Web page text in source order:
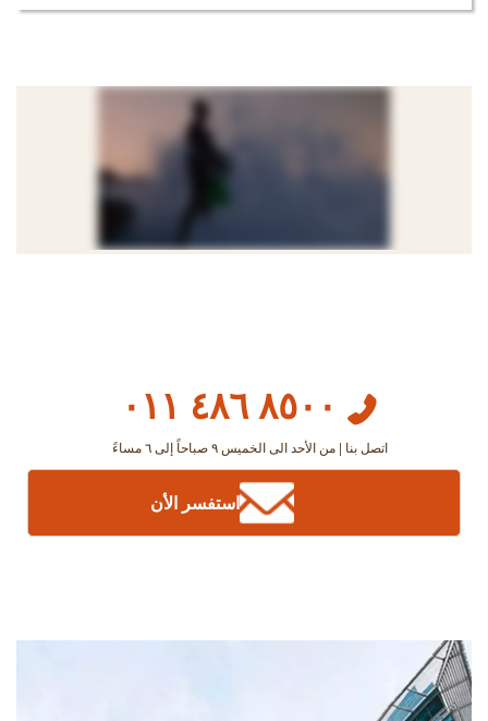
٨٥٠٠ ٤٨٦ ٠١١
اتصل بنا | من الأحد الى الخميس ٩ صباحاً إلى ٦ مساءً
استفسر الأن